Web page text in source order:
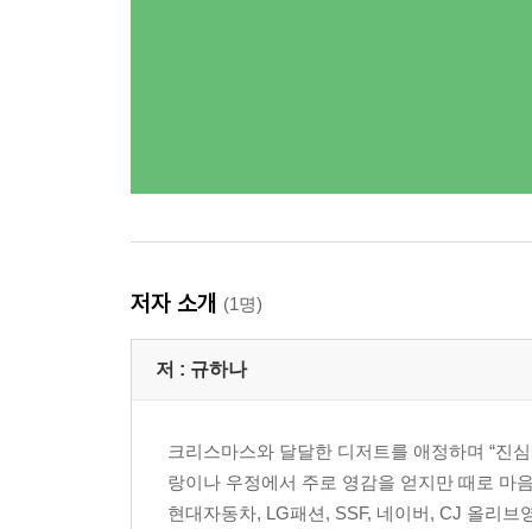
저자 소개 (1명)
저 : 규하나
크리스마스와 달달한 디저트를 애정하며 “진
랑이나 우정에서 주로 영감을 얻지만 때로 마
현대자동차, LG패션, SSF, 네이버, CJ 올리